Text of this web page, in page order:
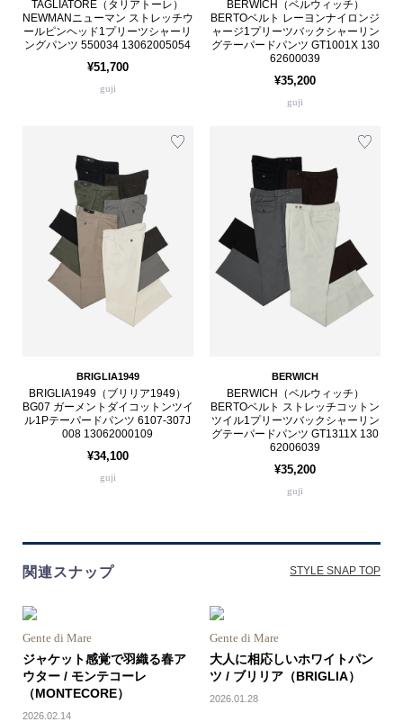
TAGLIATORE（タリアトーレ）
NEWMANニューマン ストレッチウ
ールピンヘッド1プリーツシャーリ
ングパンツ 550034 13062005054
¥51,700
guji
BERWICH（ベルウィッチ）
BERTOベルト レーヨンナイロンジ
ャージ1プリーツバックシャーリン
グテーパードパンツ GT1001X 130
62600039
¥35,200
guji
BRIGLIA1949
BRIGLIA1949（ブリリア1949）
BG07 ガーメントダイコットンツイ
ル1Pテーパードパンツ 6107-307J
008 13062000109
¥34,100
guji
BERWICH
BERWICH（ベルウィッチ）
BERTOベルト ストレッチコットン
ツイル1プリーツバックシャーリン
グテーパードパンツ GT1311X 130
62006039
¥35,200
guji
関連スナップ STYLE SNAP TOP
Gente di Mare
ジャケット感覚で羽織る春ア
ウター / モンテコーレ
（MONTECORE）
2026.02.14
Gente di Mare
大人に相応しいホワイトパン
ツ / ブリリア（BRIGLIA）
2026.01.28